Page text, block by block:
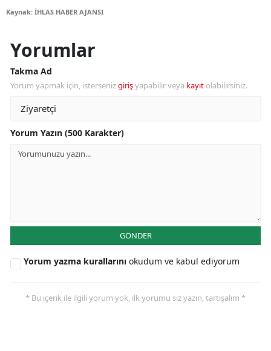
Kaynak: İHLAS HABER AJANSI
Yorumlar
Takma Ad
Yorum yapmak için, istersenizgirişyapabilir veya kayıt olabilirsiniz.
Yorum Yazın (500 Karakter)
GÖNDER
Yorum yazma kurallarını okudum ve kabul ediyorum
* Bu içerik ile ilgili yorum yok, ilk yorumu siz yazın, tartışalım *